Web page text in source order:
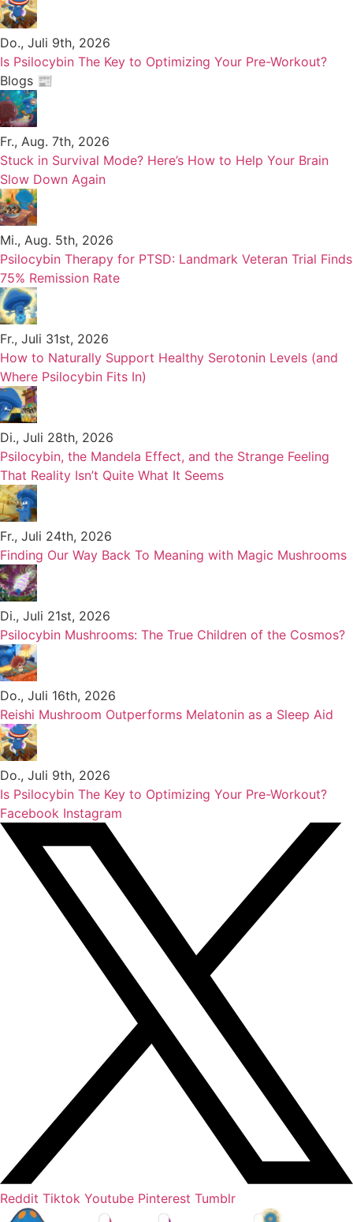
Do., Juli 9th, 2026
Is Psilocybin The Key to Optimizing Your Pre-Workout?
Blogs 📰
Fr., Aug. 7th, 2026
Stuck in Survival Mode? Here’s How to Help Your Brain
Slow Down Again
Mi., Aug. 5th, 2026
Psilocybin Therapy for PTSD: Landmark Veteran Trial Finds
75% Remission Rate
Fr., Juli 31st, 2026
How to Naturally Support Healthy Serotonin Levels (and
Where Psilocybin Fits In)
Di., Juli 28th, 2026
Psilocybin, the Mandela Effect, and the Strange Feeling
That Reality Isn’t Quite What It Seems
Fr., Juli 24th, 2026
Finding Our Way Back To Meaning with Magic Mushrooms
Di., Juli 21st, 2026
Psilocybin Mushrooms: The True Children of the Cosmos?
Do., Juli 16th, 2026
Reishi Mushroom Outperforms Melatonin as a Sleep Aid
Do., Juli 9th, 2026
Is Psilocybin The Key to Optimizing Your Pre-Workout?
Facebook Instagram
Reddit Tiktok Youtube Pinterest Tumblr